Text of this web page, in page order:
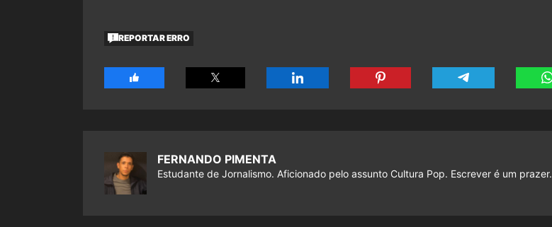
REPORTAR ERRO
FERNANDO PIMENTA
Estudante de Jornalismo. Aficionado pelo assunto Cultura Pop. Escrever é um prazer.